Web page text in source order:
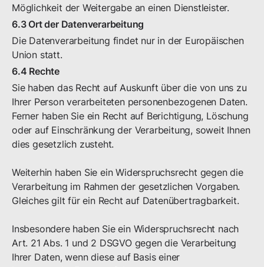
Möglichkeit der Weitergabe an einen Dienstleister.
6.3 Ort der Datenverarbeitung
Die Datenverarbeitung findet nur in der Europäischen
Union statt.
6.4 Rechte
Sie haben das Recht auf Auskunft über die von uns zu
Ihrer Person verarbeiteten personenbezogenen Daten.
Ferner haben Sie ein Recht auf Berichtigung, Löschung
oder auf Einschränkung der Verarbeitung, soweit Ihnen
dies gesetzlich zusteht.
Weiterhin haben Sie ein Widerspruchsrecht gegen die
Verarbeitung im Rahmen der gesetzlichen Vorgaben.
Gleiches gilt für ein Recht auf Datenübertragbarkeit.
Insbesondere haben Sie ein Widerspruchsrecht nach
Art. 21 Abs. 1 und 2 DSGVO gegen die Verarbeitung
Ihrer Daten, wenn diese auf Basis einer